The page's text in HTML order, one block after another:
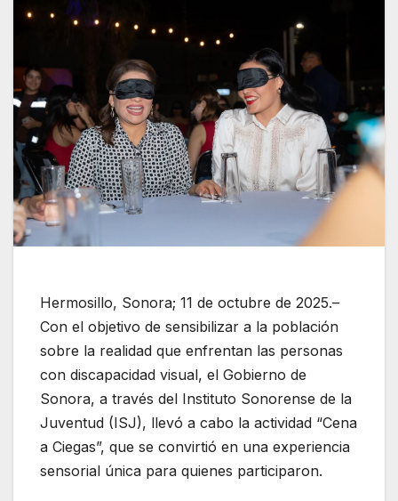
Hermosillo, Sonora; 11 de octubre de 2025.–
Con el objetivo de sensibilizar a la población
sobre la realidad que enfrentan las personas
con discapacidad visual, el Gobierno de
Sonora, a través del Instituto Sonorense de la
Juventud (ISJ), llevó a cabo la actividad “Cena
a Ciegas”, que se convirtió en una experiencia
sensorial única para quienes participaron.